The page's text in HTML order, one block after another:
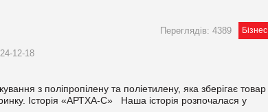
Переглядів: 4389 Бізнес
12-18
з поліпропілену та поліетилену, яка зберігає товар
Історія «АРТХА-С» Наша історія розпочалася у